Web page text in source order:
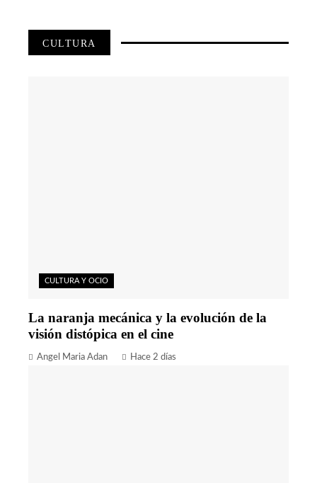
CULTURA
CULTURA Y OCIO
La naranja mecánica y la evolución de la
visión distópica en el cine
Angel Maria Adan Hace 2 días